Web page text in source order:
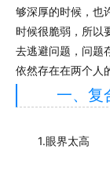
够深厚的时候，也
时候很脆弱，所以
去逃避问题，问题
依然存在在两个人
一、复合
1.眼界太高